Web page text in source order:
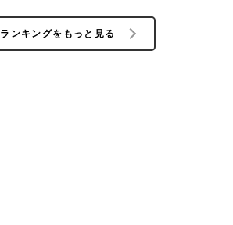
ランキングをもっと見る